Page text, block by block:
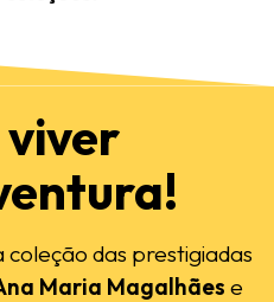
viver
das prestigiadas
Maria Magalhães e